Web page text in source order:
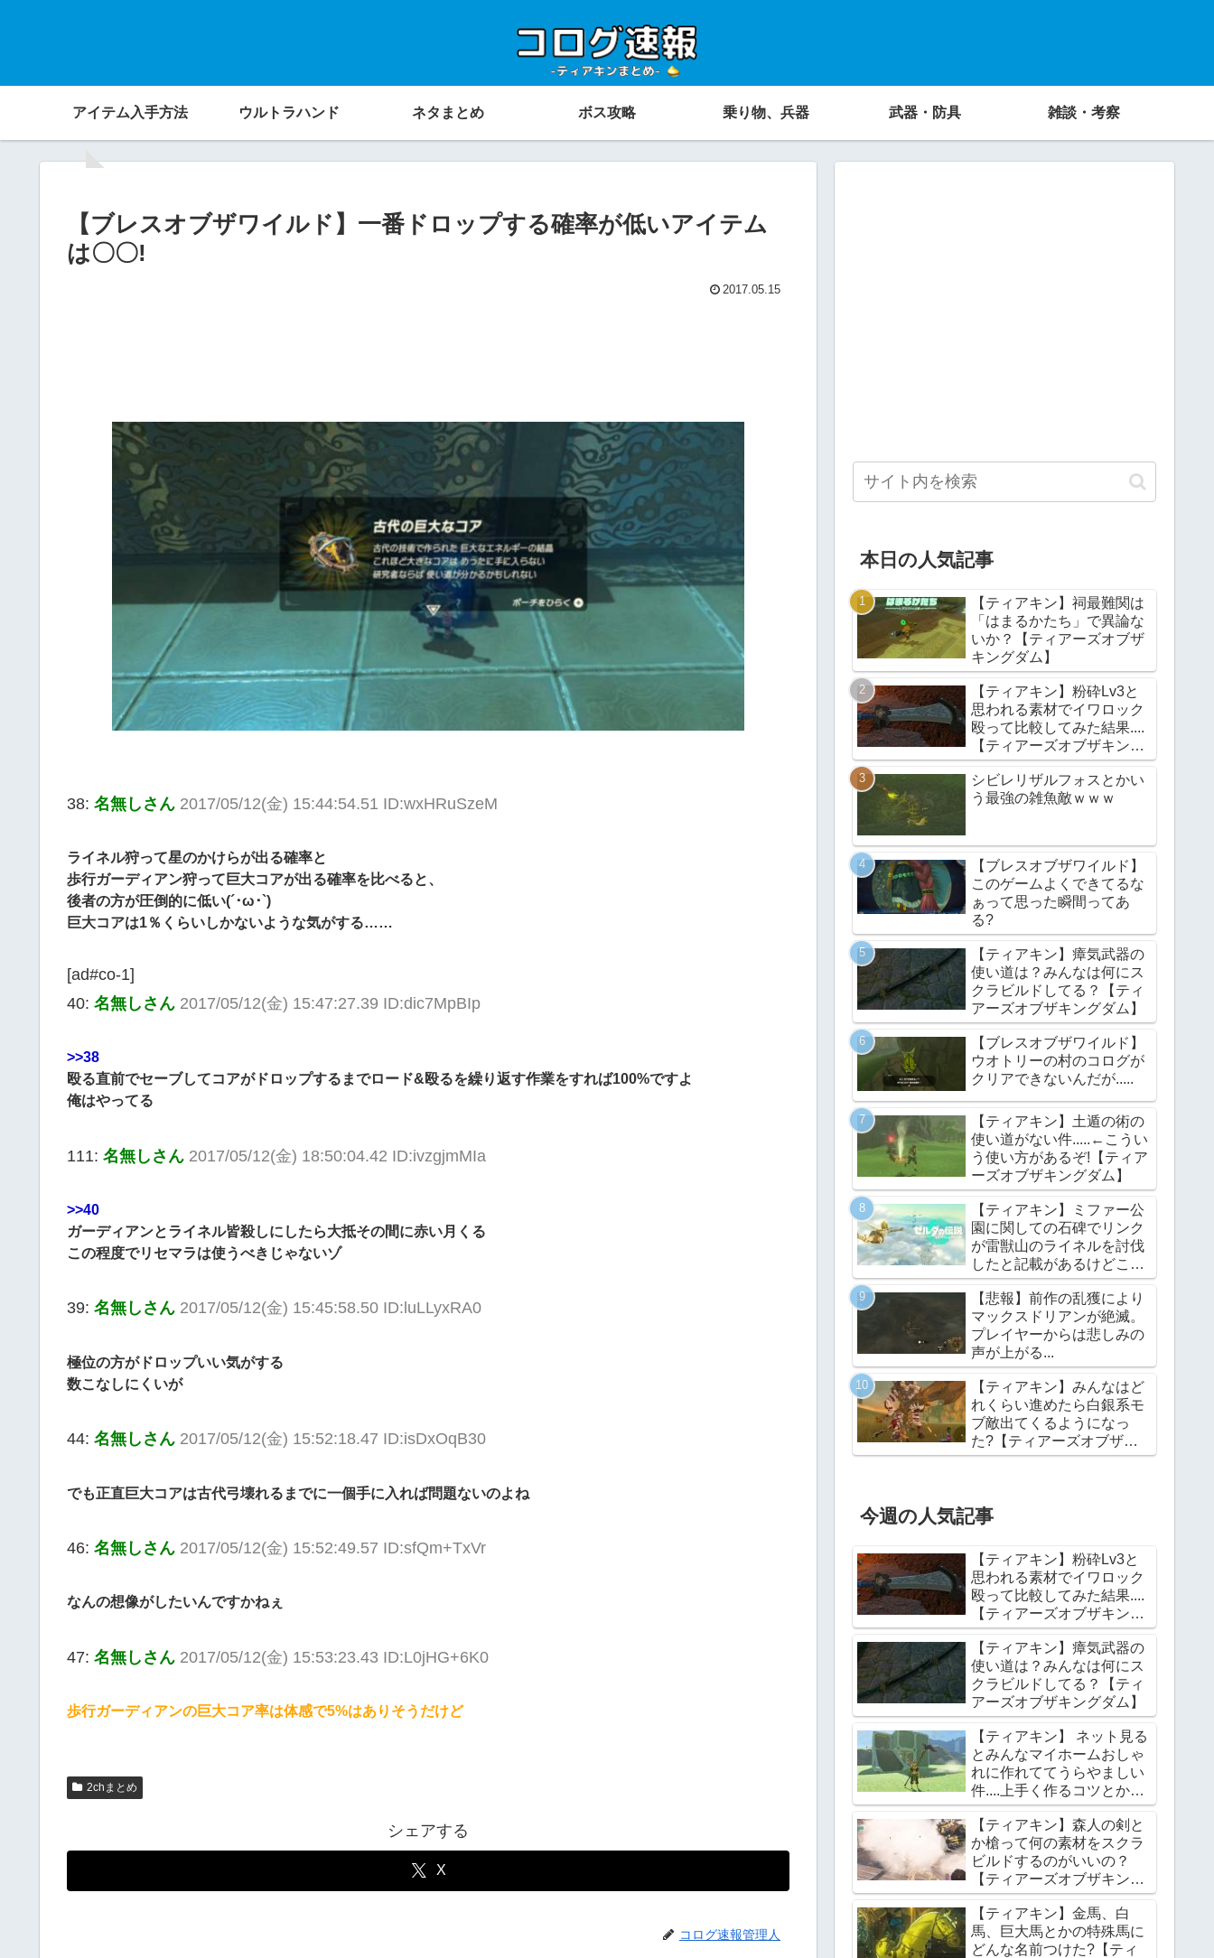
アイテム入手方法 ウルトラハンド ネタまとめ ボス攻略 乗り物、兵器 武器・防具 雑談・考察
【ブレスオブザワイルド】一番ドロップする確率が低いアイテム
は〇〇!
2017.05.15
38: 名無しさん 2017/05/12(金) 15:44:54.51 ID:wxHRuSzeM
ライネル狩って星のかけらが出る確率と
歩行ガーディアン狩って巨大コアが出る確率を比べると、
後者の方が圧倒的に低い(´･ω･`)
巨大コアは1％くらいしかないような気がする……
[ad#co-1]
40: 名無しさん 2017/05/12(金) 15:47:27.39 ID:dic7MpBIp
>>38
殴る直前でセーブしてコアがドロップするまでロード&殴るを繰り返す作業をすれば100%ですよ
俺はやってる
111: 名無しさん 2017/05/12(金) 18:50:04.42 ID:ivzgjmMIa
>>40
ガーディアンとライネル皆殺しにしたら大抵その間に赤い月くる
この程度でリセマラは使うべきじゃないゾ
39: 名無しさん 2017/05/12(金) 15:45:58.50 ID:luLLyxRA0
極位の方がドロップいい気がする
数こなしにくいが
44: 名無しさん 2017/05/12(金) 15:52:18.47 ID:isDxOqB30
でも正直巨大コアは古代弓壊れるまでに一個手に入れば問題ないのよね
46: 名無しさん 2017/05/12(金) 15:52:49.57 ID:sfQm+TxVr
なんの想像がしたいんですかねぇ
47: 名無しさん 2017/05/12(金) 15:53:23.43 ID:L0jHG+6K0
歩行ガーディアンの巨大コア率は体感で5%はありそうだけど
2chまとめ
シェアする
X
コログ速報管理人
本日の人気記事
【ティアキン】祠最難関は
「はまるかたち」で異論な
いか？【ティアーズオブザ
キングダム】
【ティアキン】粉砕Lv3と
思われる素材でイワロック
殴って比較してみた結果....
【ティアーズオブザキング
ダム】
シビレリザルフォスとかい
う最強の雑魚敵ｗｗｗ
【ブレスオブザワイルド】
このゲームよくできてるな
ぁって思った瞬間ってあ
る?
【ティアキン】瘴気武器の
使い道は？みんなは何にス
クラビルドしてる？【ティ
アーズオブザキングダム】
【ブレスオブザワイルド】
ウオトリーの村のコログが
クリアできないんだが.....
【ティアキン】土遁の術の
使い道がない件.....←こうい
う使い方があるぞ!【ティア
ーズオブザキングダム】
【ティアキン】ミファー公
園に関しての石碑でリンク
が雷獣山のライネルを討伐
したと記載があるけどこれ
っていつの話?【ティアー
ズオブザキングダム】
【悲報】前作の乱獲により
マックスドリアンが絶滅。
プレイヤーからは悲しみの
声が上がる...
【ティアキン】みんなはど
れくらい進めたら白銀系モ
ブ敵出てくるようになっ
た?【ティアーズオブザキ
ングダム】
今週の人気記事
【ティアキン】粉砕Lv3と
思われる素材でイワロック
殴って比較してみた結果....
【ティアーズオブザキング
ダム】
【ティアキン】瘴気武器の
使い道は？みんなは何にス
クラビルドしてる？【ティ
アーズオブザキングダム】
【ティアキン】 ネット見る
とみんなマイホームおしゃ
れに作れててうらやましい
件....上手く作るコツとかあ
る？【ティアーズオブザキ
ングダム】
【ティアキン】森人の剣と
か槍って何の素材をスクラ
ビルドするのがいいの？
【ティアーズオブザキング
ダム】
【ティアキン】金馬、白
馬、巨大馬とかの特殊馬に
どんな名前つけた?【ティ